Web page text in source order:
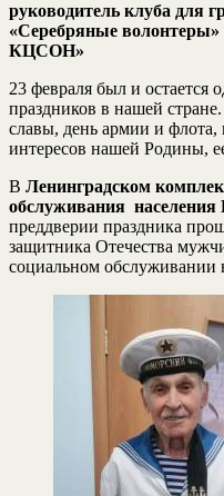
руководитель клуба для
«Серебряные
КЦСОН»
23 февраля был и
праздников в нашей
славы, день армии и флота,
интересов нашей Родины,
В Ленинградском
обслуживания населения
преддверии праздника
защитника Отечества
социальном обслуживании